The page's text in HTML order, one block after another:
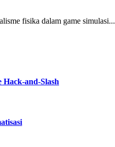
fisika dalam game simulasi...
and-Slash